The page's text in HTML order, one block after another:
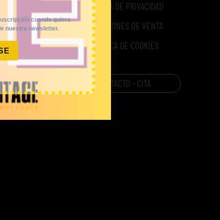
POLÍTICA DE PRIVACIDAD
CONDICIONES DE VENTA
POLÍTICA DE COOKIES
CONTACTO - CITA
cuando quiera
nuestra newsletter.